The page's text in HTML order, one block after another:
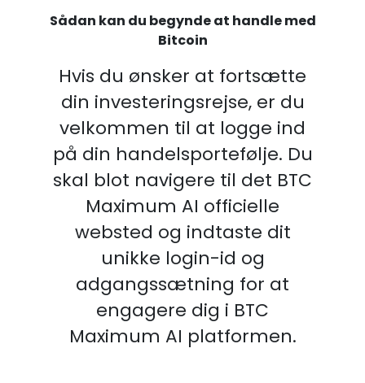
Sådan kan du begynde at handle med
Bitcoin
Hvis du ønsker at fortsætte
din investeringsrejse, er du
velkommen til at logge ind
på din handelsportefølje. Du
skal blot navigere til det BTC
Maximum AI officielle
websted og indtaste dit
unikke login-id og
adgangssætning for at
engagere dig i BTC
Maximum AI platformen.